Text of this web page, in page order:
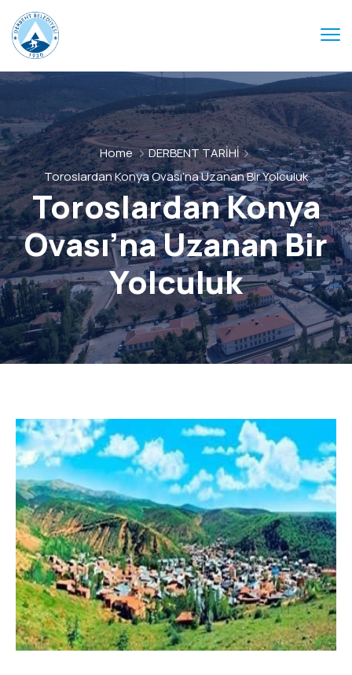
Home
DERBENT TARİHİ
Toroslardan Konya Ovası’na Uzanan Bir Yolculuk
Toroslardan Konya
Ovası’na Uzanan Bir
Yolculuk